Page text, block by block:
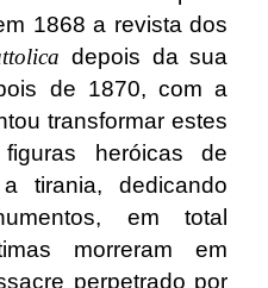
1868 a revista dos
depois da sua
de 1870, com a
transformar estes
heróicas de
tirania, dedicando
em total
morreram em
perpetrado por